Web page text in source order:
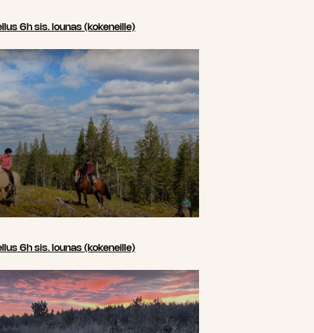
6h sis. lounas (kokeneille)
6h sis. lounas (kokeneille)